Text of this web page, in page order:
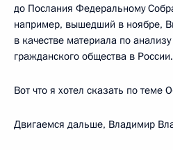
до Послания Федеральному
например, вышедший в ноябре,
в качестве материала по
гражданского общества в России.
Вот что я хотел сказать по теме
Двигаемся дальше, Владимир